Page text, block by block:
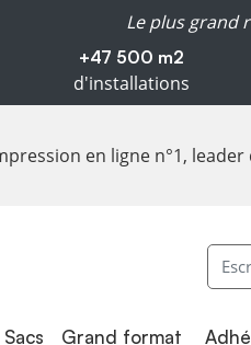
Le plus grand
+47 500 m2
d'installations
en ligne n°1,
Sacs Grand format